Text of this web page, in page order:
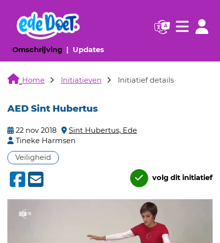
Omschrijving(huidige pagina)
Updates(huidige pagina)
Navigatie
Home Initiatieven Initiatief details
AED Sint Hubertus
22 nov 2018
Sint Hubertus, Ede
Tineke Harmsen
Veiligheid
volg dit initiatief